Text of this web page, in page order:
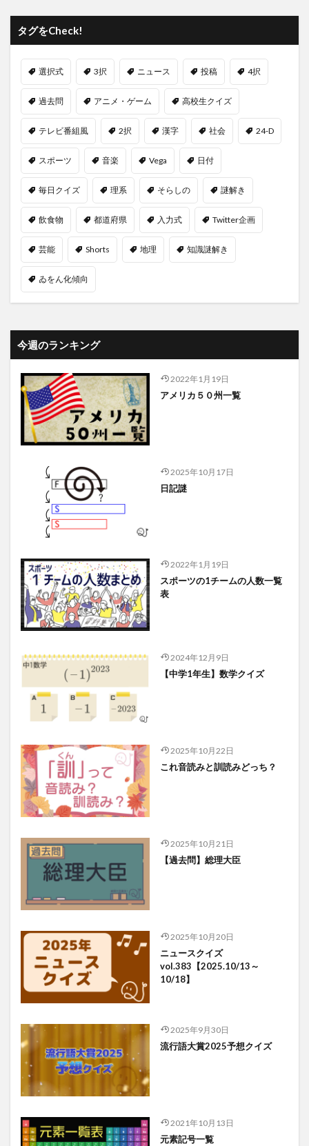
タグをCheck!
選択式 3択 ニュース 投稿 4択
過去問 アニメ・ゲーム 高校生クイズ
テレビ番組風 2択 漢字 社会 24-D
スポーツ 音楽 Vega 日付
毎日クイズ 理系 そらしの 謎解き
飲食物 都道府県 入力式 Twitter企画
芸能 Shorts 地理 知識謎解き
ゐをん化傾向
今週のランキング
2022年1月19日
アメリカ５０州一覧
2025年10月17日
日記謎
2022年1月19日
スポーツの1チームの人数一覧
表
2024年12月9日
【中学1年生】数学クイズ
2025年10月22日
これ音読みと訓読みどっち？
2025年10月21日
【過去問】総理大臣
2025年10月20日
ニュースクイズ
vol.383【2025.10/13～
10/18】
2025年9月30日
流行語大賞2025予想クイズ
2021年10月13日
元素記号一覧